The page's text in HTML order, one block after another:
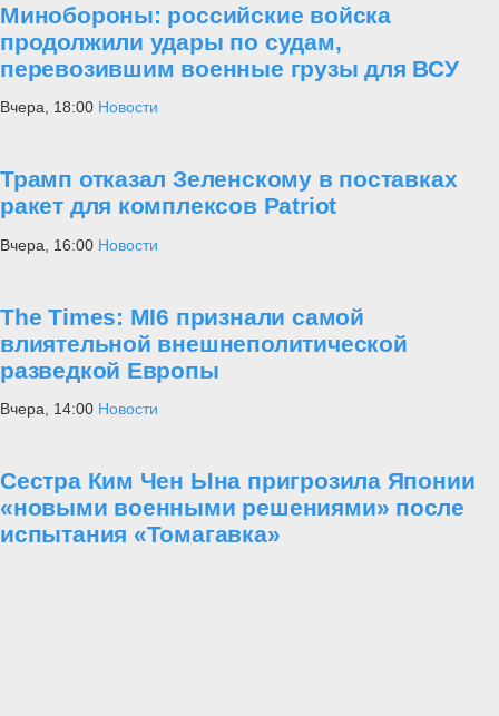
Минобороны: российские войска
продолжили удары по судам,
перевозившим военные грузы для ВСУ
Вчера, 18:00 Новости
Трамп отказал Зеленскому в поставках
ракет для комплексов Patriot
Вчера, 16:00 Новости
The Times: MI6 признали самой
влиятельной внешнеполитической
разведкой Европы
Вчера, 14:00 Новости
Сестра Ким Чен Ына пригрозила Японии
«новыми военными решениями» после
испытания «Томагавка»